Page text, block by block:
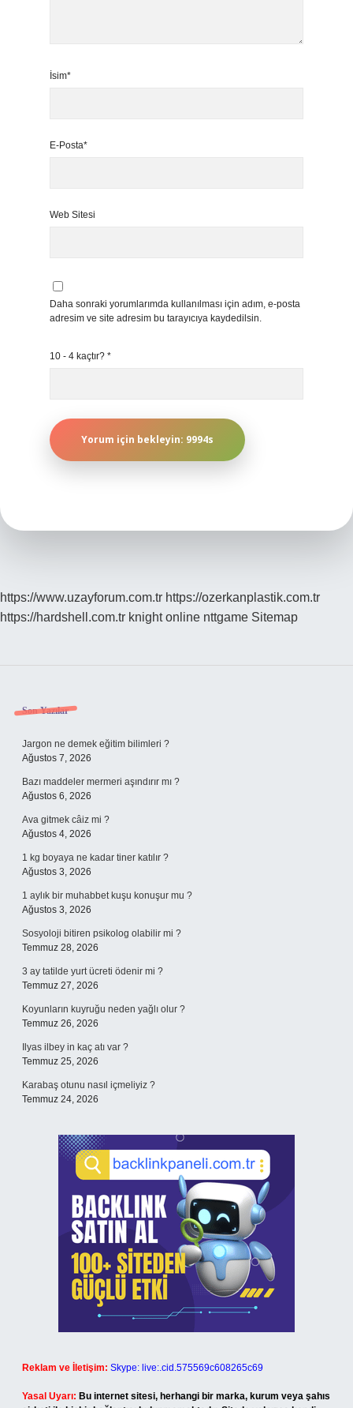
İsim*
E-Posta*
Web Sitesi
Daha sonraki yorumlarımda kullanılması için adım, e-posta
adresim ve site adresim bu tarayıcıya kaydedilsin.
10 - 4 kaçtır? *
https://www.uzayforum.com.tr https://ozerkanplastik.com.tr
https://hardshell.com.tr knight online nttgame Sitemap
Sidebar
Son Yazılar
Jargon ne demek eğitim bilimleri ?
Ağustos 7, 2026
Bazı maddeler mermeri aşındırır mı ?
Ağustos 6, 2026
Ava gitmek câiz mi ?
Ağustos 4, 2026
1 kg boyaya ne kadar tiner katılır ?
Ağustos 3, 2026
1 aylık bir muhabbet kuşu konuşur mu ?
Ağustos 3, 2026
Sosyoloji bitiren psikolog olabilir mi ?
Temmuz 28, 2026
3 ay tatilde yurt ücreti ödenir mi ?
Temmuz 27, 2026
Koyunların kuyruğu neden yağlı olur ?
Temmuz 26, 2026
Ilyas ilbey in kaç atı var ?
Temmuz 25, 2026
Karabaş otunu nasıl içmeliyiz ?
Temmuz 24, 2026
Reklam ve İletişim: Skype: live:.cid.575569c608265c69
Yasal Uyarı: Bu internet sitesi, herhangi bir marka, kurum veya şahıs